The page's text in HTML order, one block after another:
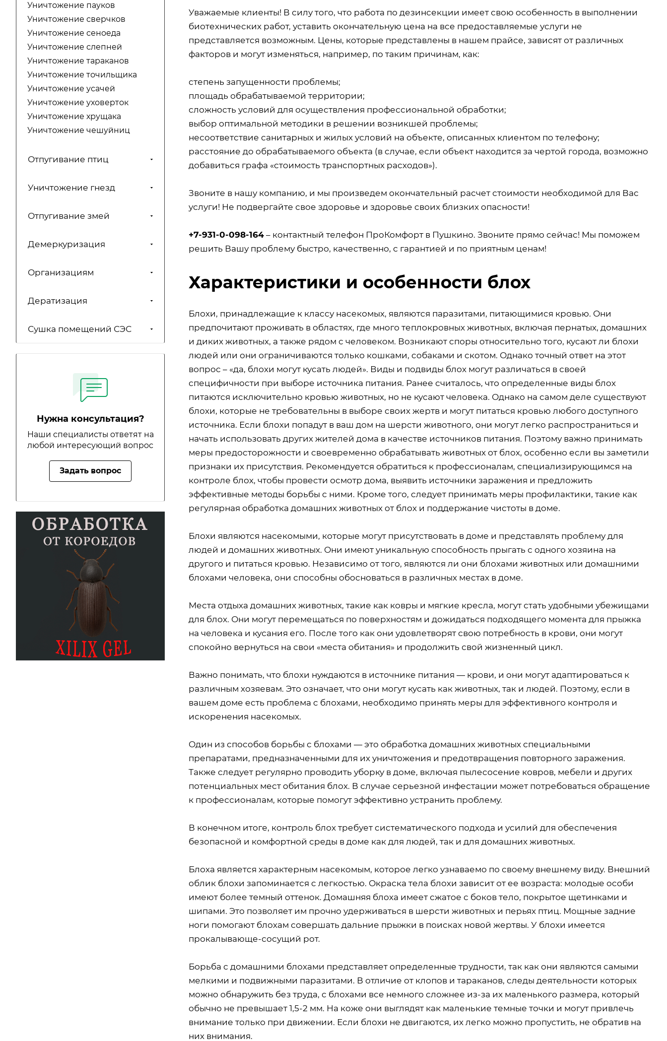
Уважаемые клиенты! В силу того, что работа по дезинсекции имеет свою особенность в выполнении
биотехнических работ, уставить окончательную цена на все предоставляемые услуги не
представляется возможным. Цены, которые представлены в нашем прайсе, зависят от различных
факторов и могут изменяться, например, по таким причинам, как:
степень запущенности проблемы;
площадь обрабатываемой территории;
сложность условий для осуществления профессиональной обработки;
выбор оптимальной методики в решении возникшей проблемы;
несоответствие санитарных и жилых условий на объекте, описанных клиентом по телефону;
расстояние до обрабатываемого объекта (в случае, если объект находится за чертой города, возможно
добавиться графа «стоимость транспортных расходов»).
Звоните в нашу компанию, и мы произведем окончательный расчет стоимости необходимой для Вас
услуги! Не подвергайте свое здоровье и здоровье своих близких опасности!
+7-931-0-098-164 – контактный телефон ПроКомфорт в Пушкино. Звоните прямо сейчас! Мы поможем
решить Вашу проблему быстро, качественно, с гарантией и по приятным ценам!
Характеристики и особенности блох
Блохи, принадлежащие к классу насекомых, являются паразитами, питающимися кровью. Они
предпочитают проживать в областях, где много теплокровных животных, включая пернатых, домашних
и диких животных, а также рядом с человеком. Возникают споры относительно того, кусают ли блохи
людей или они ограничиваются только кошками, собаками и скотом. Однако точный ответ на этот
вопрос – «да, блохи могут кусать людей». Виды и подвиды блох могут различаться в своей
специфичности при выборе источника питания. Ранее считалось, что определенные виды блох
питаются исключительно кровью животных, но не кусают человека. Однако на самом деле существуют
блохи, которые не требовательны в выборе своих жертв и могут питаться кровью любого доступного
источника. Если блохи попадут в ваш дом на шерсти животного, они могут легко распространиться и
начать использовать других жителей дома в качестве источников питания. Поэтому важно принимать
меры предосторожности и своевременно обрабатывать животных от блох, особенно если вы заметили
признаки их присутствия. Рекомендуется обратиться к профессионалам, специализирующимся на
контроле блох, чтобы провести осмотр дома, выявить источники заражения и предложить
эффективные методы борьбы с ними. Кроме того, следует принимать меры профилактики, такие как
регулярная обработка домашних животных от блох и поддержание чистоты в доме.
Блохи являются насекомыми, которые могут присутствовать в доме и представлять проблему для
людей и домашних животных. Они имеют уникальную способность прыгать с одного хозяина на
другого и питаться кровью. Независимо от того, являются ли они блохами животных или домашними
блохами человека, они способны обосноваться в различных местах в доме.
Места отдыха домашних животных, такие как ковры и мягкие кресла, могут стать удобными убежищами
для блох. Они могут перемещаться по поверхностям и дожидаться подходящего момента для прыжка
на человека и кусания его. После того как они удовлетворят свою потребность в крови, они могут
спокойно вернуться на свои «места обитания» и продолжить свой жизненный цикл.
Важно понимать, что блохи нуждаются в источнике питания — крови, и они могут адаптироваться к
различным хозяевам. Это означает, что они могут кусать как животных, так и людей. Поэтому, если в
вашем доме есть проблема с блохами, необходимо принять меры для эффективного контроля и
искоренения насекомых.
Один из способов борьбы с блохами — это обработка домашних животных специальными
препаратами, предназначенными для их уничтожения и предотвращения повторного заражения.
Также следует регулярно проводить уборку в доме, включая пылесосение ковров, мебели и других
потенциальных мест обитания блох. В случае серьезной инфестации может потребоваться обращение
к профессионалам, которые помогут эффективно устранить проблему.
В конечном итоге, контроль блох требует систематического подхода и усилий для обеспечения
безопасной и комфортной среды в доме как для людей, так и для домашних животных.
Блоха является характерным насекомым, которое легко узнаваемо по своему внешнему виду. Внешний
облик блохи запоминается с легкостью. Окраска тела блохи зависит от ее возраста: молодые особи
имеют более темный оттенок. Домашняя блоха имеет сжатое с боков тело, покрытое щетинками и
шипами. Это позволяет им прочно удерживаться в шерсти животных и перьях птиц. Мощные задние
ноги помогают блохам совершать дальние прыжки в поисках новой жертвы. У блохи имеется
прокалывающе-сосущий рот.
Борьба с домашними блохами представляет определенные трудности, так как они являются самыми
мелкими и подвижными паразитами. В отличие от клопов и тараканов, следы деятельности которых
можно обнаружить без труда, с блохами все немного сложнее из-за их маленького размера, который
обычно не превышает 1,5-2 мм. На коже они выглядят как маленькие темные точки и могут привлечь
внимание только при движении. Если блохи не двигаются, их легко можно пропустить, не обратив на
них внимания.
Уничтожение пауков
Уничтожение сверчков
Уничтожение сеноеда
Уничтожение слепней
Уничтожение тараканов
Уничтожение точильщика
Уничтожение усачей
Уничтожение уховерток
Уничтожение хрущака
Уничтожение чешуйниц
Отпугивание птиц
Уничтожение гнезд
Отпугивание змей
Демеркуризация
Организациям
Дератизация
Сушка помещений СЭС
Нужна консультация?
Наши специалисты ответят на
любой интересующий вопрос
Задать вопрос